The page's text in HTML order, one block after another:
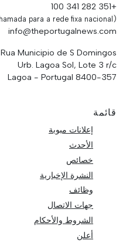
+351 282 341 100
(Chamada para a rede fixa nacional)
info@theportugalnews.com
Rua Municipio de S Domingos
Urb. Lagoa Sol, Lote 3 r/c
8400-357 Lagoa - Portugal
قائمة
إعلانات مبوبة
الأحدث
خصائص
النشرة الإخبارية
وظائف
جهات الاتصال
الشروط والأحكام
أعلن